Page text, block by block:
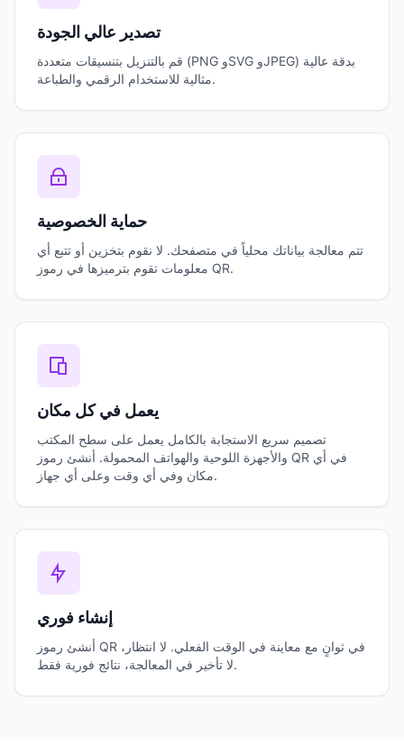
تصدير عالي الجودة
قم بالتنزيل بتنسيقات متعددة (PNG وSVG وJPEG) بدقة عالية
مثالية للاستخدام الرقمي والطباعة.
حماية الخصوصية
تتم معالجة بياناتك محلياً في متصفحك. لا نقوم بتخزين أو تتبع أي
معلومات تقوم بترميزها في رموز QR.
يعمل في كل مكان
تصميم سريع الاستجابة بالكامل يعمل على سطح المكتب
والأجهزة اللوحية والهواتف المحمولة. أنشئ رموز QR في أي
مكان وفي أي وقت وعلى أي جهاز.
إنشاء فوري
أنشئ رموز QR في ثوانٍ مع معاينة في الوقت الفعلي. لا انتظار،
لا تأخير في المعالجة، نتائج فورية فقط.